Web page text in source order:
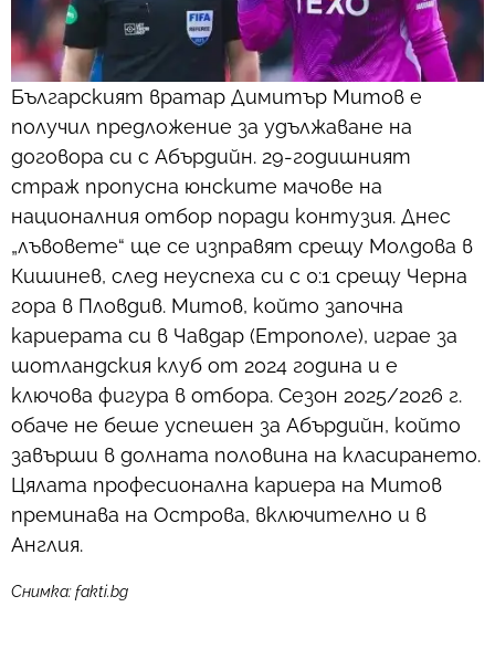
Българският вратар Димитър Митов е
получил предложение за удължаване на
договора си с Абърдийн. 29-годишният
страж пропусна юнските мачове на
националния отбор поради контузия. Днес
„лъвовете“ ще се изправят срещу Молдова в
Кишинев, след неуспеха си с 0:1 срещу Черна
гора в Пловдив. Митов, който започна
кариерата си в Чавдар (Етрополе), играе за
шотландския клуб от 2024 година и е
ключова фигура в отбора. Сезон 2025/2026 г.
обаче не беше успешен за Абърдийн, който
завърши в долната половина на класирането.
Цялата професионална кариера на Митов
преминава на Острова, включително и в
Англия.
Снимка: fakti.bg